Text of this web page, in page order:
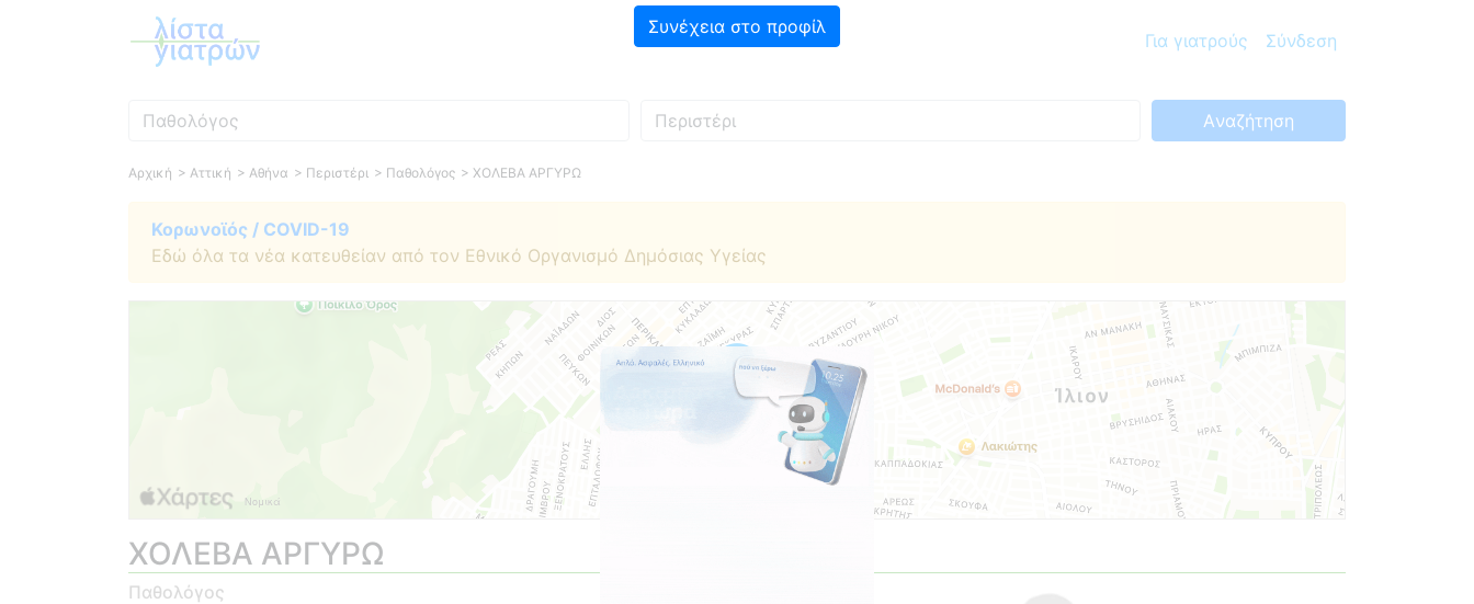
Για γιατρούς Σύνδεση
Συνέχεια στο προφίλ
Ειδικότητα Πού Aναζήτηση
Αρχική > Αττική > Αθήνα > Περιστέρι > Παθολόγος > ΧΟΛΕΒΑ ΑΡΓΥΡΩ
Κορωνοϊός / COVID-19
Εδώ όλα τα νέα κατευθείαν από τον Εθνικό Οργανισμό Δημόσιας Υγείας
ΧΟΛΕΒΑ ΑΡΓΥΡΩ
Παθολόγος